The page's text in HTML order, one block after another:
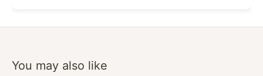
You may also like